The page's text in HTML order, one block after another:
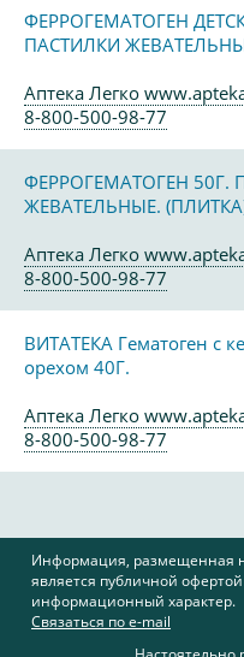
ФЕРРОГЕМАТОГЕН
ПАСТИЛКИ
Аптека Легко
8-800-500-98-77
ФЕРРОГЕМАТОГЕН 50Г.
ЖЕВАТЕЛЬНЫЕ.
Аптека Легко
8-800-500-98-77
ВИТАТЕКА Гематоген с
орехом 40Г.
Аптека Легко
8-800-500-98-77
Информация, размещенная
является публичной
информационный характер.
Связаться по e-mail